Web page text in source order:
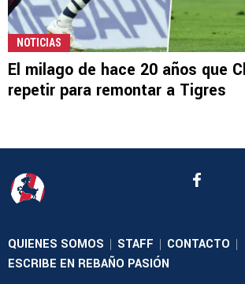
NOTICIAS
El milago de hace 20 años que
repetir para remontar a Tigres
QUIENES SOMOS | STAFF | CONTACTO |
ESCRIBE EN REBAÑO PASIÓN